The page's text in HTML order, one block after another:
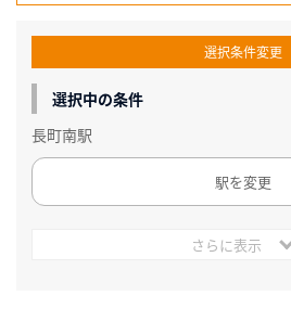
選択条件変更
選択中の条件
長町南駅
駅を変更
さらに表示